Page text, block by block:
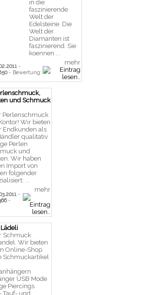
in die
faszinierende
Welt der
Edelsteine. Die
Welt der
Diamanten ist
faszinierend. Sie
koennen ...
-
- Bewertung:
mehr
und Schmuck
Perlenschmuck
Wir bieten
Endkunden als
qualitativ
Perlen
und
Wir haben
Import von
folgender
...
-
-
mehr
Schmuck
Wir bieten
Online-Shop
Schmuckartikel
USB Mode
Piercings
Tauf- und